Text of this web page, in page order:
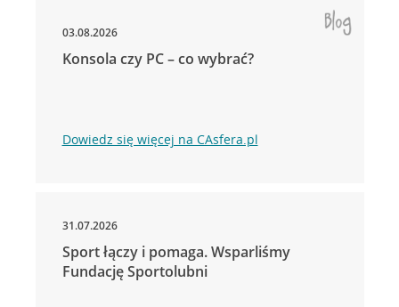
03.08.2026
Konsola czy PC – co wybrać?
Dowiedz się więcej na CAsfera.pl
31.07.2026
Sport łączy i pomaga. Wsparliśmy
Fundację Sportolubni